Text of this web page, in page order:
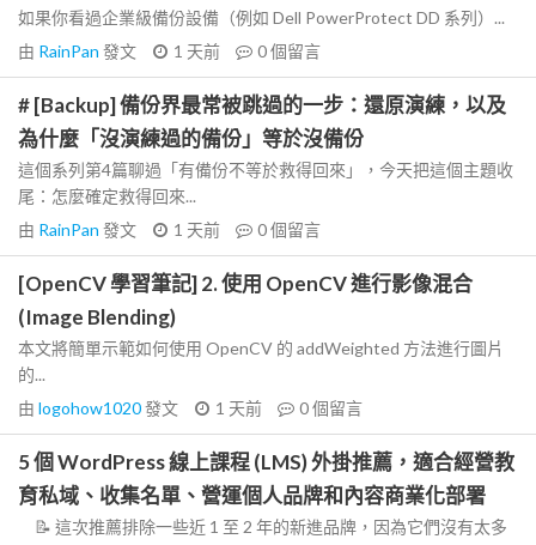
如果你看過企業級備份設備（例如 Dell PowerProtect DD 系列）...
由 RainPan 發文 1 天前 0個留言
# [Backup] 備份界最常被跳過的一步：還原演練，以及
為什麼「沒演練過的備份」等於沒備份
這個系列第4篇聊過「有備份不等於救得回來」，今天把這個主題收
尾：怎麼確定救得回來...
由 RainPan 發文 1 天前 0個留言
[OpenCV 學習筆記] 2. 使用 OpenCV 進行影像混合
(Image Blending)
本文將簡單示範如何使用 OpenCV 的 addWeighted 方法進行圖片
的...
由 logohow1020發文 1 天前 0個留言
5 個 WordPress 線上課程 (LMS) 外掛推薦，適合經營教
育私域、收集名單、營運個人品牌和內容商業化部署
📝 這次推薦排除一些近 1 至 2 年的新進品牌，因為它們沒有太多